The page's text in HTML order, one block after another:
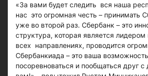
«За вами будет следить вся наша
нас это огромная честь – принимать
уже во второй раз. Сбербанк – это
структура, которая является лидером
всех направлениях, проводится
Сбербанкиада – это ваша возможность
посоревноваться и пообщаться друг с